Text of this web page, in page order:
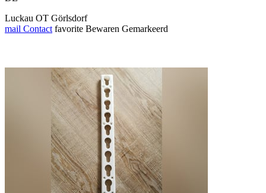
Luckau OT Görlsdorf
mail Contact favorite Bewaren Gemarkeerd